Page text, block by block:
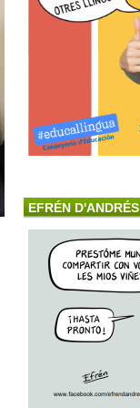
EFRÉN D'ANDRÉS